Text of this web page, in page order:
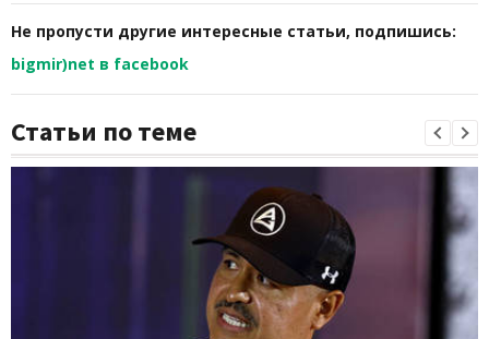
Не пропусти другие интересные статьи, подпишись:
bigmir)net в facebook
Статьи по теме